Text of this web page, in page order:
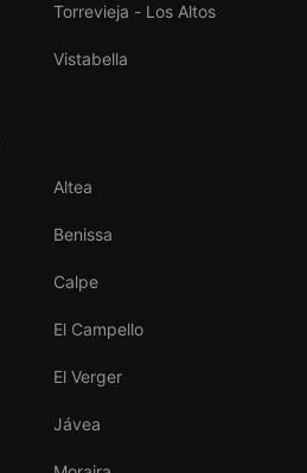
Torrevieja - Los Altos
Vistabella
Altea
Benissa
Calpe
El Campello
El Verger
Jávea